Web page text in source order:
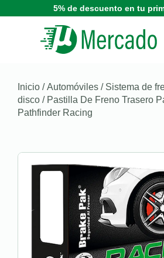
5% de descuento en tu
Inicio /Automóviles / Sistema de
disco / Pastilla De Freno Trasero
Pathfinder Racing